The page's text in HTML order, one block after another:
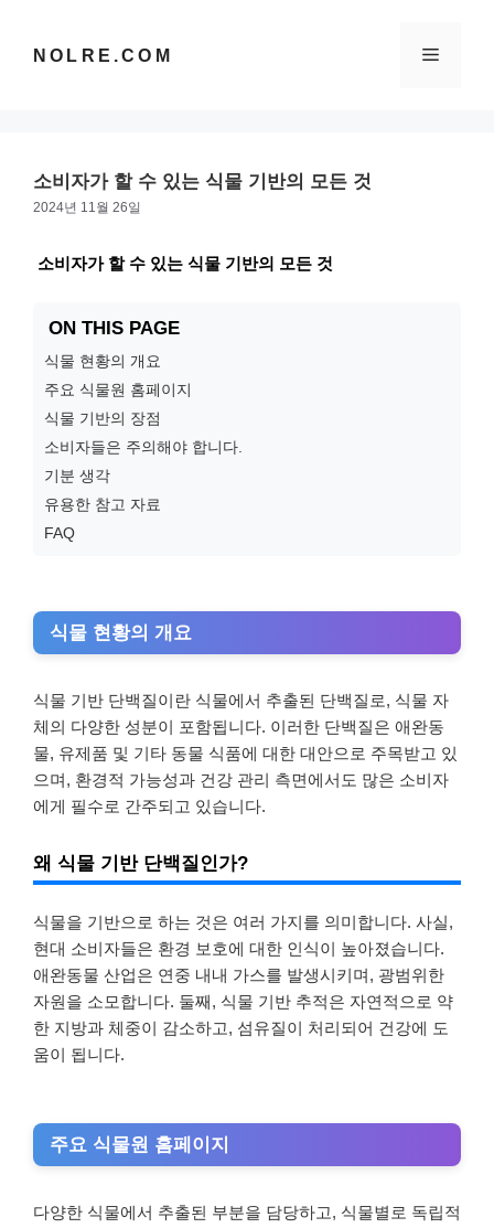
NOLRE.COM 메
소비자가 할 수 있는 식물 기반의 모든 것
2024년 11월 26일
소비자가 할 수 있는 식물 기반의 모든 것
ON THIS PAGE
식물 현황의 개요
주요 식물원 홈페이지
식물 기반의 장점
소비자들은 주의해야 합니다.
기분 생각
유용한 참고 자료
FAQ
식물 현황의 개요
식물 기반 단백질이란 식물에서 추출된 단백질로, 식물 자
체의 다양한 성분이 포함됩니다. 이러한 단백질은 애완동
물, 유제품 및 기타 동물 식품에 대한 대안으로 주목받고 있
으며, 환경적 가능성과 건강 관리 측면에서도 많은 소비자
에게 필수로 간주되고 있습니다.
왜 식물 기반 단백질인가?
식물을 기반으로 하는 것은 여러 가지를 의미합니다. 사실,
현대 소비자들은 환경 보호에 대한 인식이 높아졌습니다.
애완동물 산업은 연중 내내 가스를 발생시키며, 광범위한
자원을 소모합니다. 둘째, 식물 기반 추적은 자연적으로 약
한 지방과 체중이 감소하고, 섬유질이 처리되어 건강에 도
움이 됩니다.
주요 식물원 홈페이지
다양한 식물에서 추출된 부분을 담당하고, 식물별로 독립적